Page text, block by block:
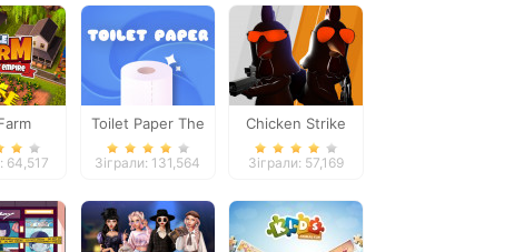
64,517
Toilet Paper The
Game
Зіграли: 131,564
Chicken Strike
Зіграли: 57,169